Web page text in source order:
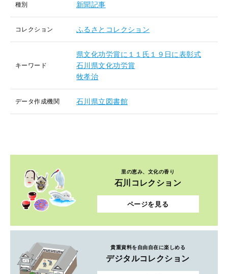
種別 新聞記事
コレクション ふるさとコレクション
キーワード
県文化功労賞に１１氏１９日に表彰式
石川県文化功労賞
牧孝治
データ作成機関 石川県立図書館
里の恵み、文化の香り
石川コレクション
ページを見る
貴重資料を自由自在に楽しめる
デジタルコレクション